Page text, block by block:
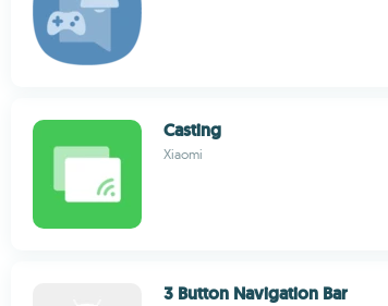
Casting
Xiaomi
3 Button Navigation Bar